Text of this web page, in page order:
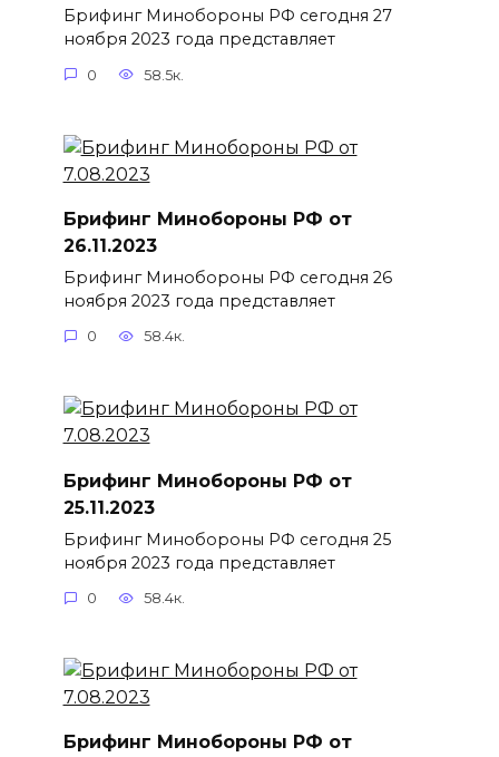
Брифинг Минобороны РФ сегодня 27
ноября 2023 года представляет
0 58.5к.
Брифинг Минобороны РФ от
26.11.2023
Брифинг Минобороны РФ сегодня 26
ноября 2023 года представляет
0 58.4к.
Брифинг Минобороны РФ от
25.11.2023
Брифинг Минобороны РФ сегодня 25
ноября 2023 года представляет
0 58.4к.
Брифинг Минобороны РФ от